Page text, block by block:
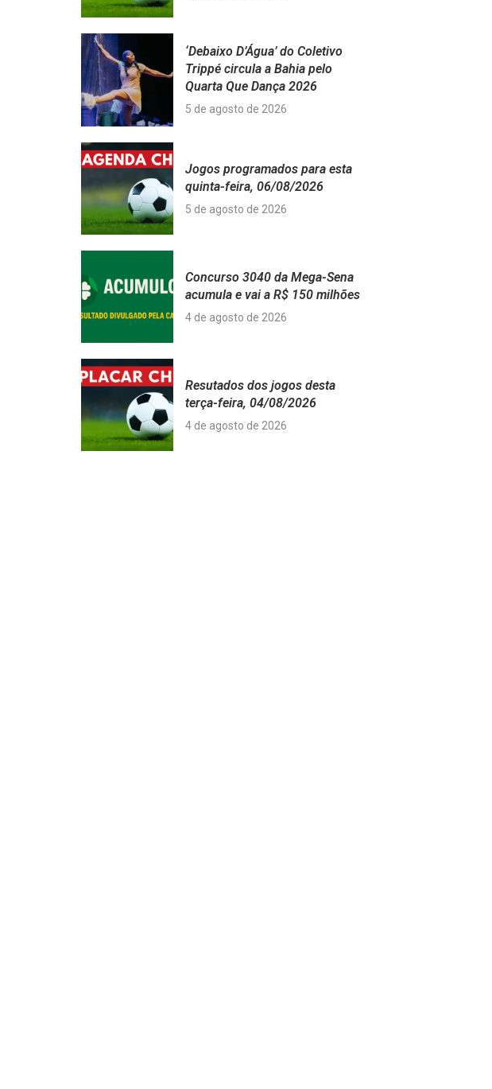
‘Debaixo D’Água’ do Coletivo
Trippé circula a Bahia pelo
Quarta Que Dança 2026
5 de agosto de 2026
Jogos programados para esta
quinta-feira, 06/08/2026
5 de agosto de 2026
Concurso 3040 da Mega-Sena
acumula e vai a R$ 150 milhões
4 de agosto de 2026
Resutados dos jogos desta
terça-feira, 04/08/2026
4 de agosto de 2026